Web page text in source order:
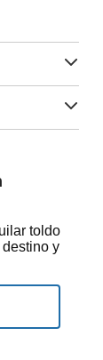
toldo
y